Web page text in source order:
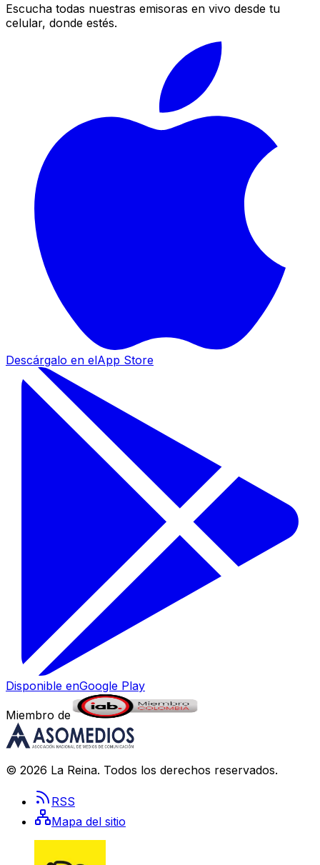
Escucha todas nuestras emisoras en vivo desde tu
celular, donde estés.
Descárgalo en elApp Store
Disponible enGoogle Play
Miembro de
© 2026 La Reina. Todos los derechos reservados.
RSS
Mapa del sitio